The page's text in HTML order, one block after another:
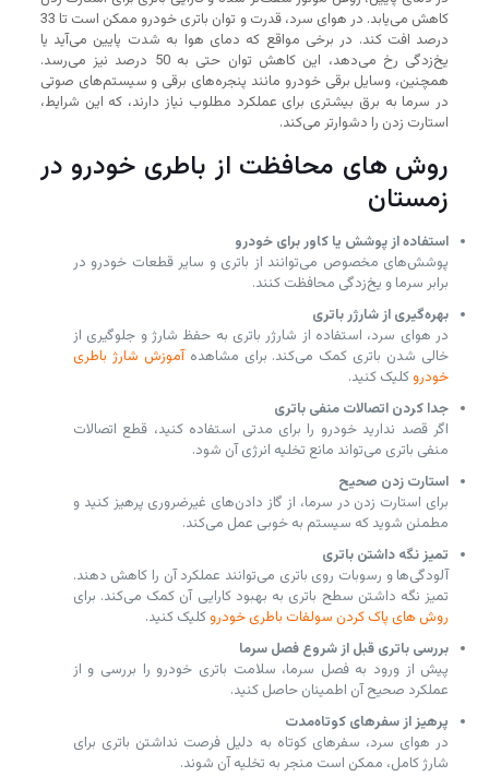
کاهش می‌یابد. در هوای سرد، قدرت و توان باتری خودرو ممکن است تا 33
درصد افت کند. در برخی مواقع که دمای هوا به شدت پایین می‌آید یا
یخ‌زدگی رخ می‌دهد، این کاهش توان حتی به 50 درصد نیز می‌رسد.
همچنین، وسایل برقی خودرو مانند پنجره‌های برقی و سیستم‌های صوتی
در سرما به برق بیشتری برای عملکرد مطلوب نیاز دارند، که این شرایط،
استارت زدن را دشوارتر می‌کند.
روش های محافظت از باطری خودرو در
زمستان
استفاده از پوشش یا کاور برای خودرو
پوشش‌های مخصوص می‌توانند از باتری و سایر قطعات خودرو در
برابر سرما و یخ‌زدگی محافظت کنند.
بهره‌گیری از شارژر باتری
در هوای سرد، استفاده از شارژر باتری به حفظ شارژ و جلوگیری از
خالی شدن باتری کمک می‌کند. برای مشاهده آموزش شارژ باطری
خودرو کلیک کنید.
جدا کردن اتصالات منفی باتری
اگر قصد ندارید خودرو را برای مدتی استفاده کنید، قطع اتصالات
منفی باتری می‌تواند مانع تخلیه انرژی آن شود.
استارت زدن صحیح
برای استارت زدن در سرما، از گاز دادن‌های غیرضروری پرهیز کنید و
مطمئن شوید که سیستم به خوبی عمل می‌کند.
تمیز نگه داشتن باتری
آلودگی‌ها و رسوبات روی باتری می‌توانند عملکرد آن را کاهش دهند.
تمیز نگه داشتن سطح باتری به بهبود کارایی آن کمک می‌کند. برای
روش های پاک کردن سولفات باطری خودرو کلیک کنید.
بررسی باتری قبل از شروع فصل سرما
پیش از ورود به فصل سرما، سلامت باتری خودرو را بررسی و از
عملکرد صحیح آن اطمینان حاصل کنید.
پرهیز از سفرهای کوتاه‌مدت
در هوای سرد، سفرهای کوتاه به دلیل فرصت نداشتن باتری برای
شارژ کامل، ممکن است منجر به تخلیه آن شوند.